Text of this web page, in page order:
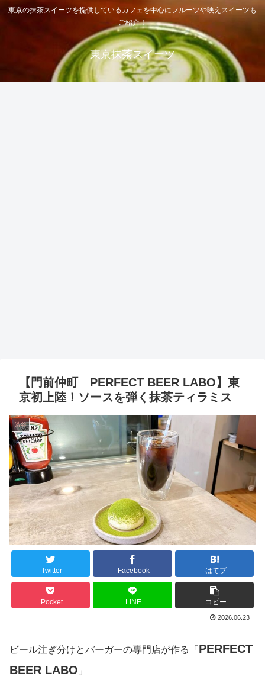
東京の抹茶スイーツを提供しているカフェを中心にフルーツや映えスイーツも
ご紹介！
東京抹茶スイーツ
【門前仲町 PERFECT BEER LABO】東
京初上陸！ソースを弾く抹茶ティラミス
渋谷
Twitter Facebook はてブ
Pocket LINE コピー
2026.06.23
ビール注ぎ分けとバーガーの専門店が作る「 PERFECT
BEER LABO 」